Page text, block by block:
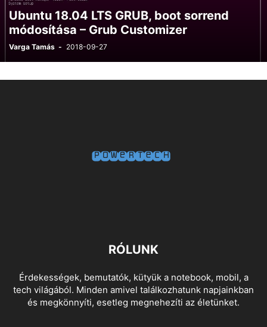
Ubuntu 18.04 LTS GRUB, boot sorrend
módosítása – Grub Customizer
Varga Tamás - 2018-09-27
RÓLUNK
Érdekességek, bemutatók, kütyük a notebook, mobil, a
tech világából. Minden amivel találkozhatunk napjainkban
és megkönnyíti, esetleg megnehezíti az életünket.